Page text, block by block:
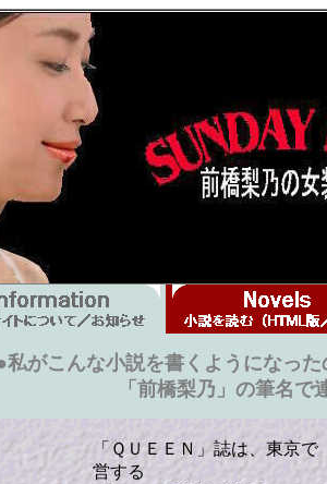
私がこんな小説を書くようになっ
「前橋梨乃」の筆名
「ＱＵＥＥＮ」誌は、東京
営する